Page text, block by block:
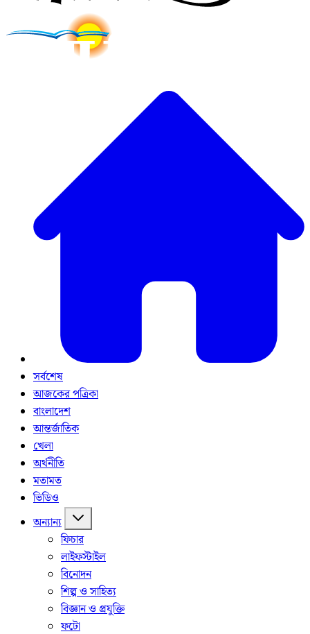
সর্বশেষ
আজকের পত্রিকা
বাংলাদেশ
আন্তর্জাতিক
খেলা
অর্থনীতি
মতামত
ভিডিও
অন্যান্য
ফিচার
লাইফস্টাইল
বিনোদন
শিল্প ও সাহিত্য
বিজ্ঞান ও প্রযুক্তি
ফটো